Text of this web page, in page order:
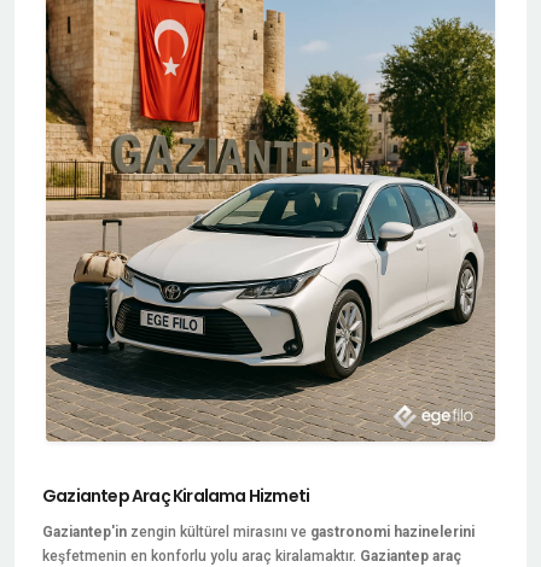
Gaziantep Araç Kiralama Hizmeti
Gaziantep'in zengin kültürel mirasını ve gastronomi hazinelerini
keşfetmenin en konforlu yolu araç kiralamaktır. Gaziantep araç